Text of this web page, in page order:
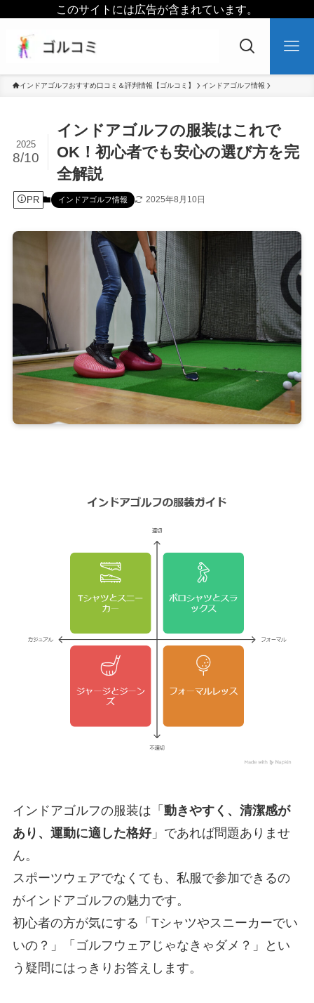
このサイトには広告が含まれています。
インドアゴルフおすすめ口コミ＆評判情報【ゴルコミ】 インドアゴルフ情報
インドアゴルフの服装はこれで
OK！初心者でも安心の選び方を完
全解説
2025
8/10
PR インドアゴルフ情報 2025年8月10日
インドアゴルフの服装は「 動きやすく、清潔感が
あり、運動に適した格好」であれば問題ありませ
ん。
スポーツウェアでなくても、私服で参加できるの
がインドアゴルフの魅力です。
初心者の方が気にする「Tシャツやスニーカーでい
いの？」「ゴルフウェアじゃなきゃダメ？」とい
う疑問にはっきりお答えします。